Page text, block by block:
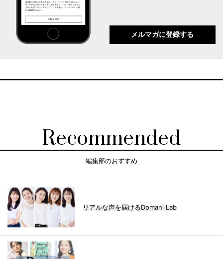
メルマガに登録する
Recommended
編集部のおすすめ
リアルな声を届けるDomani Lab